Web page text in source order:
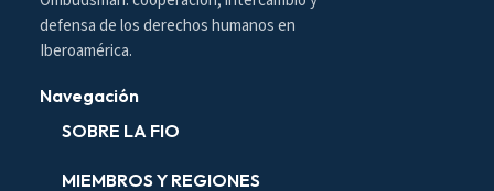
defensa de los derechos humanos en
Iberoamérica.
Navegación
SOBRE LA FIO
MIEMBROS Y REGIONES